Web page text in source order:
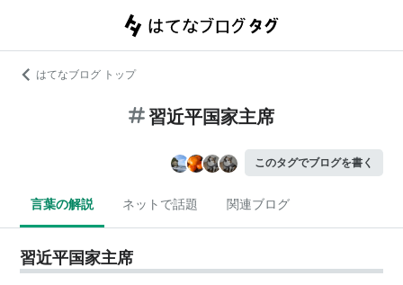
はてなブログ トップ
習近平国家主席
このタグでブログを書く
言葉の解説 ネットで話題 関連ブログ
習近平国家主席